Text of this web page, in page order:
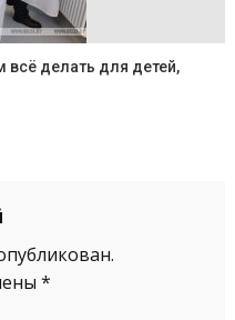
делать для детей,
*